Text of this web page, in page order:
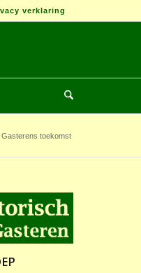
verklaring
toekomst